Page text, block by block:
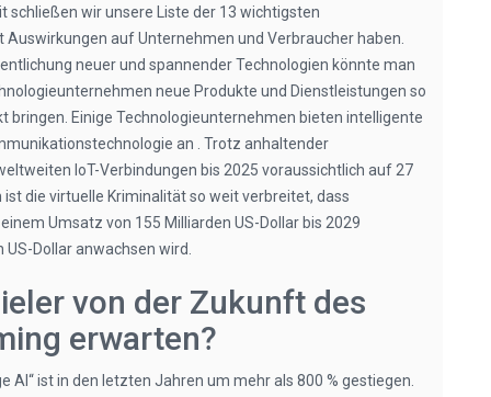
schließen wir unsere Liste der 13 wichtigsten
auf Unternehmen und Verbraucher haben.
neuer und spannender Technologien könnte man
neue Produkte und Dienstleistungen so
bringen. Einige Technologieunternehmen bieten intelligente
an . Trotz anhaltender
IoT-Verbindungen bis 2025 voraussichtlich auf 27
die virtuelle Kriminalität so weit verbreitet, dass
Umsatz von 155 Milliarden US-Dollar bis 2029
Dollar anwachsen wird.
von der Zukunft des
erwarten?
AI“ ist in den letzten Jahren um mehr als 800 % gestiegen.